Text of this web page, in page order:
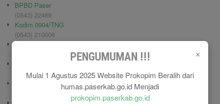
×
PENGUMUMAN !!!
Mulai 1 Agustus 2025 Website Prokopim Beralih dari
humas.paserkab.go.id Menjadi
prokopim.paserkab.go.id
BPBD Paser
(0543) 22469
Kodim 0904/TNG
(0543) 210006
Pemadam Kebakaran
(0543) 21687